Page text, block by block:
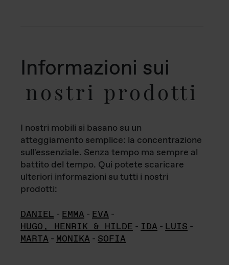
Informazioni sui
nostri prodotti
I nostri mobili si basano su un
atteggiamento semplice: la concentrazione
sull'essenziale. Senza tempo ma sempre al
battito del tempo. Qui potete scaricare
ulteriori informazioni su tutti i nostri
prodotti:
DANIEL - EMMA - EVA -
HUGO, HENRIK & HILDE - IDA - LUIS -
MARTA - MONIKA - SOFIA